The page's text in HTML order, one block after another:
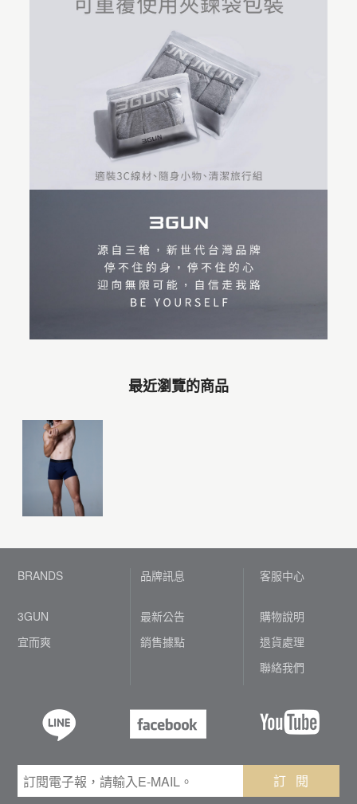
最近瀏覽的商品
BRANDS
3GUN
宜而爽
品牌訊息
最新公告
銷售據點
客服中心
購物說明
退貨處理
聯絡我們
訂 閱